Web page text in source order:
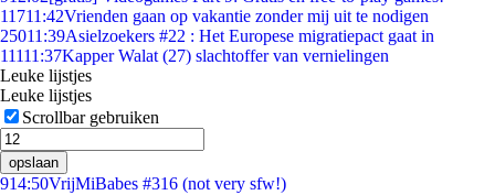
11711:42Vrienden gaan op vakantie zonder mij uit te nodigen
25011:39Asielzoekers #22 : Het Europese migratiepact gaat in
11111:37Kapper Walat (27) slachtoffer van vernielingen
Leuke lijstjes
Leuke lijstjes
Scrollbar gebruiken
opslaan
914:50VrijMiBabes #316 (not very sfw!)